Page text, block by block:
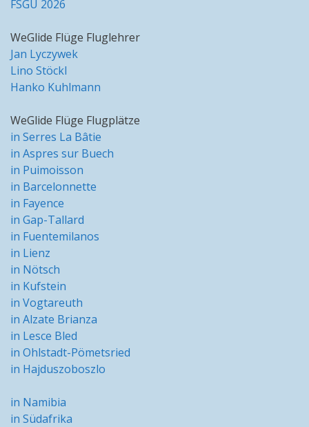
FSGU 2026
WeGlide Flüge Fluglehrer
Jan Lyczywek
Lino Stöckl
Hanko Kuhlmann
WeGlide Flüge Flugplätze
in Serres La Bâtie
in Aspres sur Buech
in Puimoisson
in Barcelonnette
in Fayence
in Gap-Tallard
in Fuentemilanos
in Lienz
in Nötsch
in Kufstein
in Vogtareuth
in Alzate Brianza
in Lesce Bled
in Ohlstadt-Pömetsried
in Hajduszoboszlo
in Namibia
in Südafrika